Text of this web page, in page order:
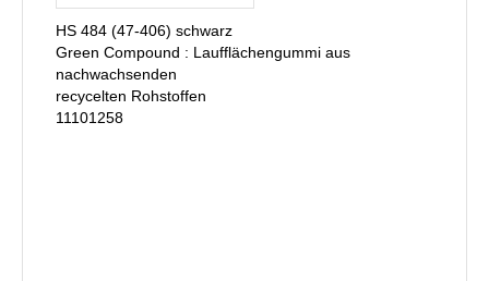
HS 484 (47-406) schwarz
Green Compound : Laufflächengummi aus
nachwachsenden
recycelten Rohstoffen
11101258